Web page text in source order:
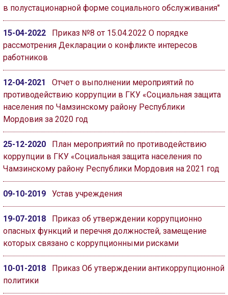
в полустационарной форме социального обслуживания"
15-04-2022
Приказ №8 от 15.04.2022 О порядке
рассмотрения Декларации о конфликте интересов
работников
12-04-2021
Отчет о выполнении мероприятий по
противодействию коррупции в ГКУ «Социальная защита
населения по Чамзинскому району Республики
Мордовия за 2020 год
25-12-2020
План мероприятий по противодействию
коррупции в ГКУ «Социальная защита населения по
Чамзинскому району Республики Мордовия на 2021 год
09-10-2019 Устав учреждения
19-07-2018
Приказ об утверждении коррупционно
опасных функций и перечня должностей, замещение
которых связано с коррупционными рисками
10-01-2018
Приказ Об утверждении антикоррупционной
политики